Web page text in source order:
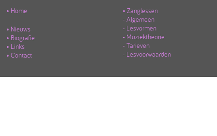
• Home
• Nieuws
• Biografie
• Links
• Contact
• Zanglessen
- Algemeen
- Lesvormen
- Muziektheorie
- Tarieven
- Lesvoorwaarden